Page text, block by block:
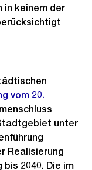
in keinem der
vom 20.
unter
Realisierung
2040. Die im